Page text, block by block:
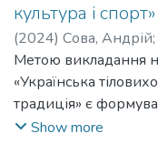
культура і спорт»
(2024) Сова, Андрій;
освіти
Метою викладання
«Українська
традиція» є
українського
Show more